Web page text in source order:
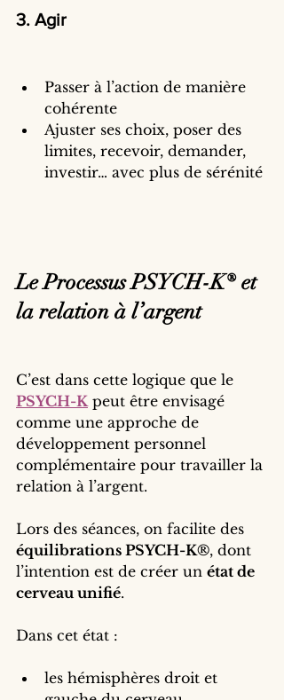
3. Agir
Passer à l’action de manière
cohérente
Ajuster ses choix, poser des
limites, recevoir, demander,
investir… avec plus de sérénité
Le Processus PSYCH-K® et
la relation à l’argent
C’est dans cette logique que le
PSYCH-K peut être envisagé
comme une approche de
développement personnel
complémentaire pour travailler la
relation à l’argent.
Lors des séances, on facilite des
équilibrations PSYCH-K®, dont
l’intention est de créer un état de
cerveau unifié.
Dans cet état :
les hémisphères droit et